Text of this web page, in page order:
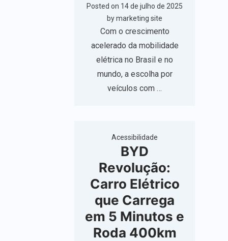
Posted on 14 de julho de 2025
bymarketing site
Com o crescimento
acelerado da mobilidade
elétrica no Brasil e no
mundo, a escolha por
veículos com …
Acessibilidade
BYD
Revolução:
Carro Elétrico
que Carrega
em 5 Minutos e
Roda 400km